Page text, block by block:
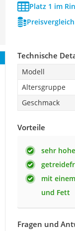
Platz 1 im
Technische
Modell
Altersgruppe
Geschmack
Vorteile
sehr
mit
und Fett
Fragen und